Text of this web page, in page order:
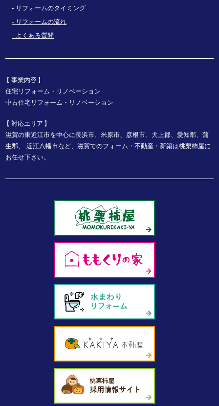
リフォームのタイミング
リフォームの流れ
よくある質問
事業内容
住宅リフォーム・リノベーション
中古住宅リフォーム・リノベーション
対応エリア
滋賀の東近江市を中心に長浜市、米原市、彦根市、犬上郡、愛知郡、蒲
生郡、
近江八幡市など、滋賀でのフォーム・不動産・新築は桃栗柿屋に
お任せ下さい。